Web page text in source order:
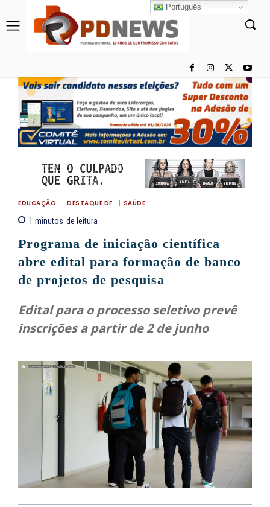
EDUCAÇÃO DESTAQUE DF SAÚDE
1 minutos de leitura
Programa de iniciação científica
abre edital para formação de banco
de projetos de pesquisa
Edital para o processo seletivo prevê
inscrições a partir de 2 de junho
Português